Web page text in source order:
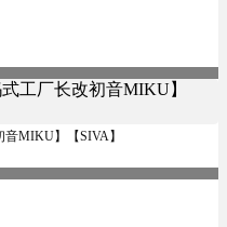
MIKU】【SIVA】